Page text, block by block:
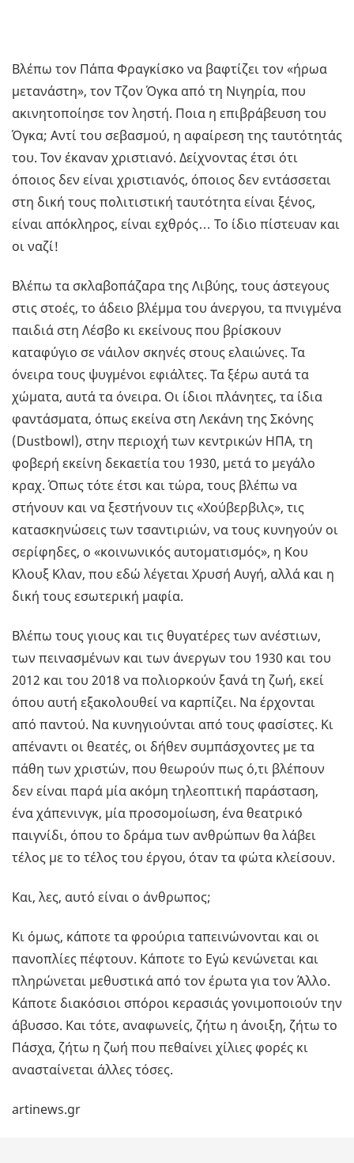
Βλέπω τον Πάπα Φραγκίσκο να βαφτίζει τον «ήρωα
μετανάστη», τον Τζον Όγκα από τη Νιγηρία, που
ακινητοποίησε τον ληστή. Ποια η επιβράβευση του
Όγκα; Αντί του σεβασμού, η αφαίρεση της ταυτότητάς
του. Τον έκαναν χριστιανό. Δείχνοντας έτσι ότι
όποιος δεν είναι χριστιανός, όποιος δεν εντάσσεται
στη δική τους πολιτιστική ταυτότητα είναι ξένος,
είναι απόκληρος, είναι εχθρός… Το ίδιο πίστευαν και
οι ναζί!
Βλέπω τα σκλαβοπάζαρα της Λιβύης, τους άστεγους
στις στοές, το άδειο βλέμμα του άνεργου, τα πνιγμένα
παιδιά στη Λέσβο κι εκείνους που βρίσκουν
καταφύγιο σε νάιλον σκηνές στους ελαιώνες. Τα
όνειρα τους ψυγμένοι εφιάλτες. Τα ξέρω αυτά τα
χώματα, αυτά τα όνειρα. Οι ίδιοι πλάνητες, τα ίδια
φαντάσματα, όπως εκείνα στη Λεκάνη της Σκόνης
(Dustbowl), στην περιοχή των κεντρικών ΗΠΑ, τη
φοβερή εκείνη δεκαετία του 1930, μετά το μεγάλο
κραχ. Όπως τότε έτσι και τώρα, τους βλέπω να
στήνουν και να ξεστήνουν τις «Χούβερβιλς», τις
κατασκηνώσεις των τσαντιριών, να τους κυνηγούν οι
σερίφηδες, ο «κοινωνικός αυτοματισμός», η Κου
Κλουξ Κλαν, που εδώ λέγεται Χρυσή Αυγή, αλλά και η
δική τους εσωτερική μαφία.
Βλέπω τους γιους και τις θυγατέρες των ανέστιων,
των πεινασμένων και των άνεργων του 1930 και του
2012 και του 2018 να πολιορκούν ξανά τη ζωή, εκεί
όπου αυτή εξακολουθεί να καρπίζει. Να έρχονται
από παντού. Να κυνηγιούνται από τους φασίστες. Κι
απέναντι οι θεατές, οι δήθεν συμπάσχοντες με τα
πάθη των χριστών, που θεωρούν πως ό,τι βλέπουν
δεν είναι παρά μία ακόμη τηλεοπτική παράσταση,
ένα χάπενινγκ, μία προσομοίωση, ένα θεατρικό
παιγνίδι, όπου το δράμα των ανθρώπων θα λάβει
τέλος με το τέλος του έργου, όταν τα φώτα κλείσουν.
Και, λες, αυτό είναι ο άνθρωπος;
Κι όμως, κάποτε τα φρούρια ταπεινώνονται και οι
πανοπλίες πέφτουν. Κάποτε το Εγώ κενώνεται και
πληρώνεται μεθυστικά από τον έρωτα για τον Άλλο.
Κάποτε διακόσιοι σπόροι κερασιάς γονιμοποιούν την
άβυσσο. Και τότε, αναφωνείς, ζήτω η άνοιξη, ζήτω το
Πάσχα, ζήτω η ζωή που πεθαίνει χίλιες φορές κι
ανασταίνεται άλλες τόσες.
artinews.gr